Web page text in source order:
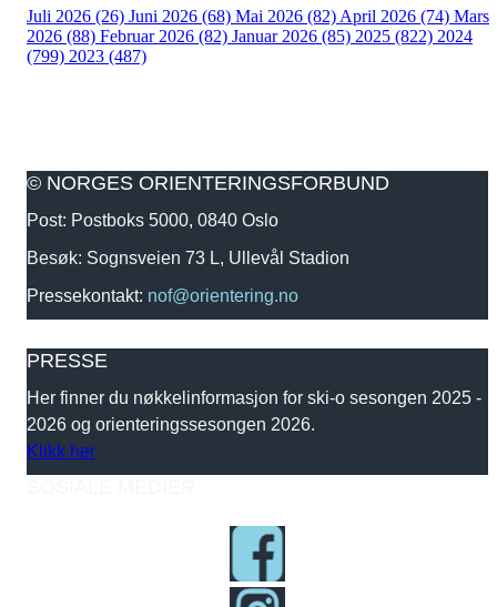
Juli 2026 (26) Juni 2026 (68) Mai 2026 (82)April 2026 (74) Mars
2026 (88) Februar 2026 (82) Januar 2026 (85) 2025 (822) 2024
(799) 2023 (487)
© NORGES ORIENTERINGSFORBUND
Post: Postboks 5000, 0840 Oslo
Besøk: Sognsveien 73 L, Ullevål Stadion
Pressekontakt: nof@orientering.no
PRESSE
Her finner du nøkkelinformasjon for ski-o sesongen 2025 -
2026 og orienteringssesongen 2026.
Klikk her